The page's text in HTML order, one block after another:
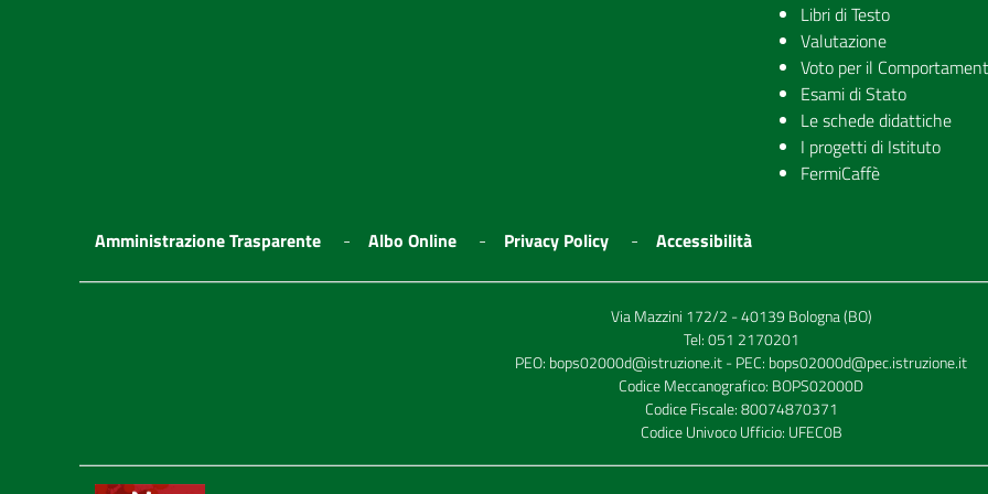
Libri di Testo
Valutazione
Voto per il
Esami di Stato
Le schede didattiche
I progetti di Istituto
FermiCaffè
Amministrazione Trasparente Albo Online Privacy Policy Accessibilità
Via Mazzini 172/2 - 40139 Bologna (BO)
Tel:051 2170201
PEO: bops02000d@istruzione.it- PEC: bops02000d@pec.istruzione.it
Codice Meccanografico: BOPS02000D
Codice Fiscale: 80074870371
Codice Univoco Ufficio: UFEC0B